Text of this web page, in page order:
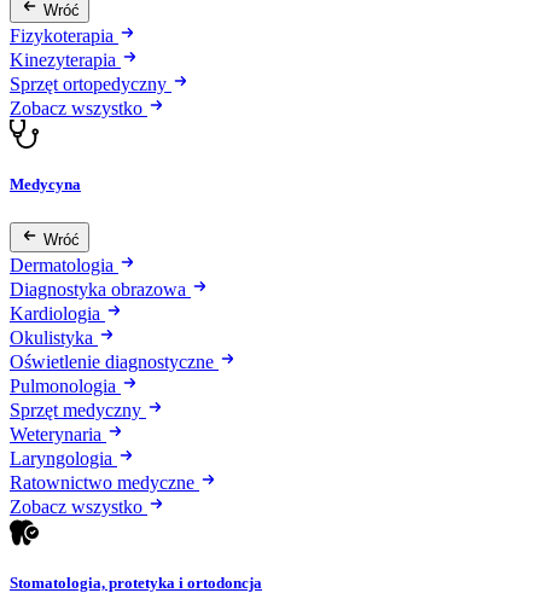
Wróć
Fizykoterapia
Kinezyterapia
Sprzęt ortopedyczny
Zobacz wszystko
Medycyna
Wróć
Dermatologia
Diagnostyka obrazowa
Kardiologia
Okulistyka
Oświetlenie diagnostyczne
Pulmonologia
Sprzęt medyczny
Weterynaria
Laryngologia
Ratownictwo medyczne
Zobacz wszystko
Stomatologia, protetyka i ortodoncja